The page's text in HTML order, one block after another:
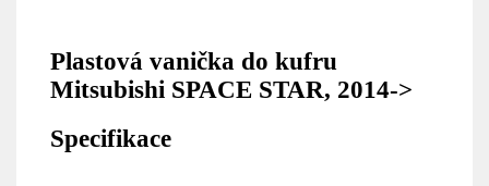
Plastová vanička do kufru
Mitsubishi SPACE STAR, 2014->
Specifikace